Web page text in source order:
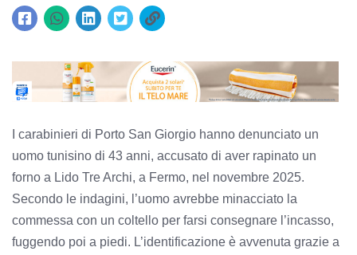
I carabinieri di Porto San Giorgio hanno denunciato un
uomo tunisino di 43 anni, accusato di aver rapinato un
forno a Lido Tre Archi, a Fermo, nel novembre 2025.
Secondo le indagini, l’uomo avrebbe minacciato la
commessa con un coltello per farsi consegnare l’incasso,
fuggendo poi a piedi. L’identificazione è avvenuta grazie a